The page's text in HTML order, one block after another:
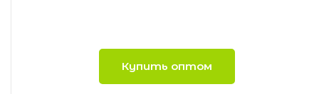
Купить оптом